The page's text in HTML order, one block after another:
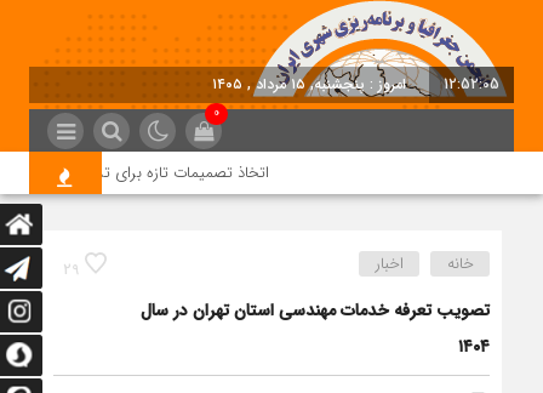
12:52:06 امروز : پنجشنبه, ۱۵ مرداد , ۱۴۰۵
0
اتخاذ تصمیمات تازه برای تسریع در روند
29 خانه اخبار
تصویب تعرفه خدمات مهندسی استان تهران در سال
۱۴۰۴